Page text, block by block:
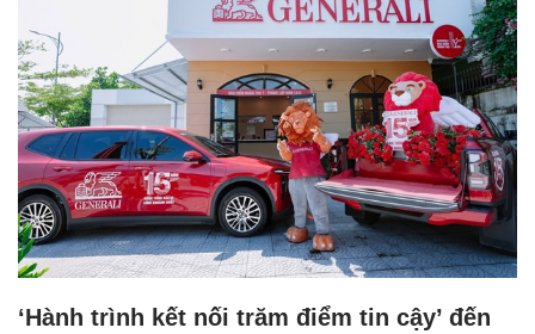
‘Hành trình kết nối trăm điểm tin cậy’ đến